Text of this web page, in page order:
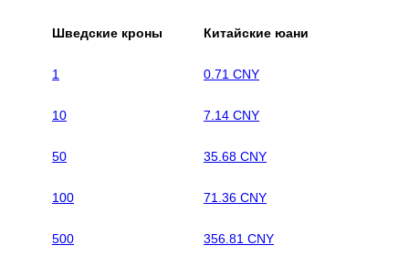
Шведские кроны Китайские юани
1 0.71 CNY
10 7.14 CNY
50 35.68 CNY
100 71.36 CNY
500 356.81 CNY